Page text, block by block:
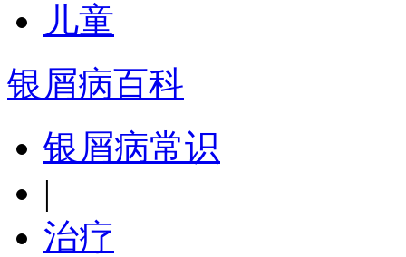
儿童
银屑病百科
银屑病常识
|
治疗